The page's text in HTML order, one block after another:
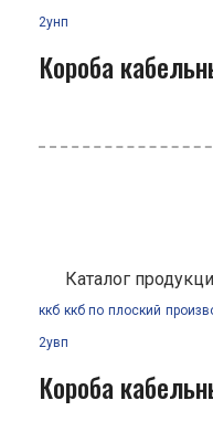
2унп
Короба
Каталог
ккб ккб по плоский
2увп
Короба